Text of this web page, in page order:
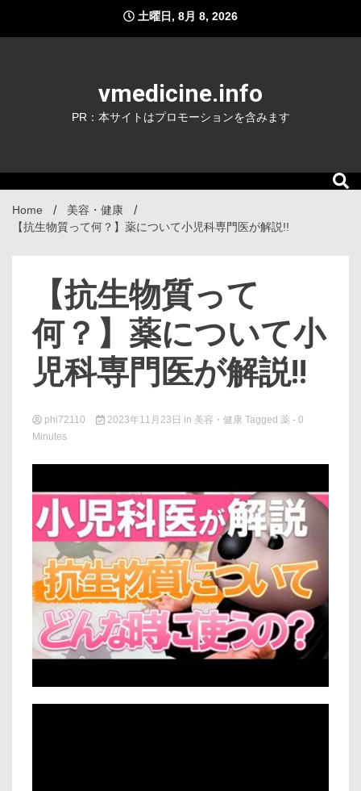
content
土曜日, 8月 8, 2026
vmedicine.info
PR：本サイトはプロモーションを含みます
Home
美容・健康
【抗生物質って何？】薬について小児科専門医が解説!!
【抗生物質って
何？】薬について小
児科専門医が解説!!
phi72110 2023年11月23日 in 美容・健康 Tagged 薬 - 0
Minutes